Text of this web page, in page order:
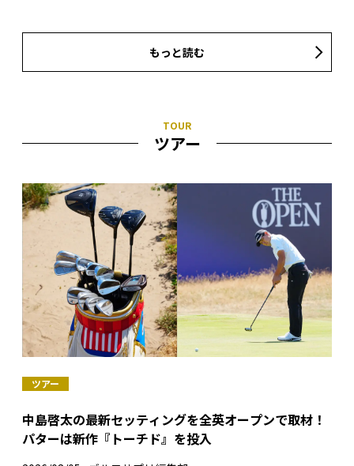
もっと読む
ツアー
ツアー
中島啓太の最新セッティングを全英オープンで取材！
パターは新作『トーチド』を投入